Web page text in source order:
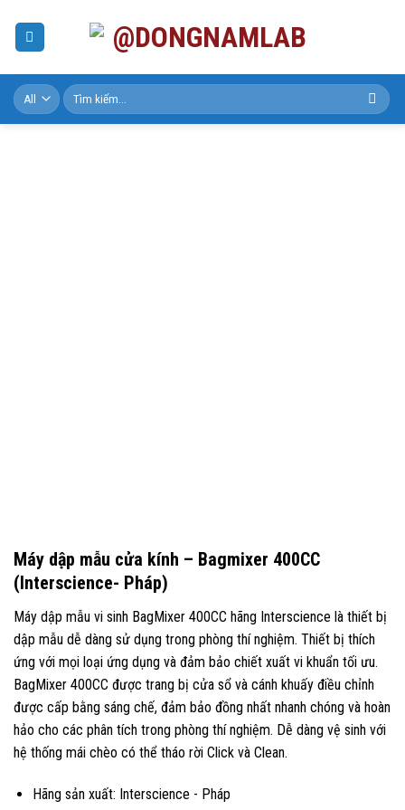
content
Tìm
kiếm:
Máy dập mẫu cửa kính – Bagmixer 400CC
(Interscience- Pháp)
Máy dập mẫu vi sinh BagMixer 400CC hãng Interscience là thiết bị
dập mẫu dễ dàng sử dụng trong phòng thí nghiệm. Thiết bị thích
ứng với mọi loại ứng dụng và đảm bảo chiết xuất vi khuẩn tối ưu.
BagMixer 400CC được trang bị cửa sổ và cánh khuấy điều chỉnh
được cấp bằng sáng chế, đảm bảo đồng nhất nhanh chóng và hoàn
hảo cho các phân tích trong phòng thí nghiệm. Dễ dàng vệ sinh với
hệ thống mái chèo có thể tháo rời Click và Clean.
Hãng sản xuất: Interscience - Pháp